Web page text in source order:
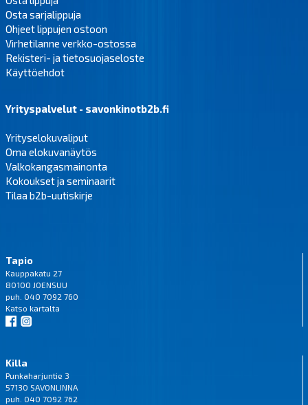
Osta sarjalippuja
Ohjeet lippujen ostoon
Virhetilanne verkko-ostossa
Rekisteri- ja tietosuojaseloste
Käyttöehdot
Yrityspalvelut - savonkinotb2b.fi
Yrityselokuvaliput
Oma elokuvanäytös
Valkokangasmainonta
Kokoukset ja seminaarit
Tilaa b2b-uutiskirje
Tapio
Kauppakatu 27
80100 JOENSUU
puh. 040 7092 760
Katso kartalta
Killa
Punkaharjuntie 3
57130 SAVONLINNA
puh. 040 7092 762